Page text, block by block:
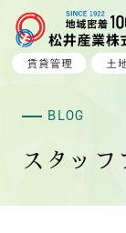
BLOG
スタッフ